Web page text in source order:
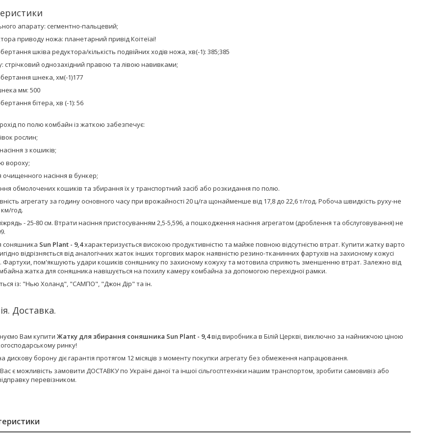
апарату: сегментно-пальцевий;
приводу ножа: планетарний привід Коітеїаї!
шківа редуктора/кількість подвійних ходів ножа, хв(-1): 385;385
стрічковий однозахідний правою та лівою навивками;
шнека, хм(-1)177
мм: 500
бітера, хв (-1): 56
по полю комбайн із жаткою забезпечує:
рослин;
з кошиків;
вороху;
очищенного насіння в бункер;
обмолочених кошиків та збирання їх у транспортний засіб або розкидання по полю.
агрегату за годину основного часу при врожайності 20 ц/га щонайменше від 17,8 до 22,6 т/год. Робоча швидкість руху-не
год.
- 25-80 см. Втрати насіння пристосуванням 2,5-5,596, а пошкодження насіння агрегатом (дроблення та обслуговування) не
соняшника Sun Plant - 9,4характеризується високою продуктивністю та майже повною відсутністю втрат. Купити жатку варто
відрізняється від аналогічних жаток інших торгових марок наявністю резино-тканинних фартухів на захисному кожусі
Фартухи, пом'якшують удари кошиків соняшнику по захисному кожуху та мотовила сприяють зменшенню втрат. Залежно від
жатка для соняшника навішується на похилу камеру комбайна за допомогою перехідної рамки.
із: "Нью Холанд", "САМПО", "Джон Дір" та ін.
Доставка.
Вам купити Жатку для збирання соняшника Sun Plant - 9,4від виробника в Білій Церкві, виключно за найнижчою ціною
ринку!
дискову борону діє гарантія протягом 12 місяців з моменту покупки агрегату без обмеження напрацювання.
є можливість замовити ДОСТАВКУ по Україні даної та іншої сільгосптехніки нашим транспортом, зробити самовивіз або
перевізником.